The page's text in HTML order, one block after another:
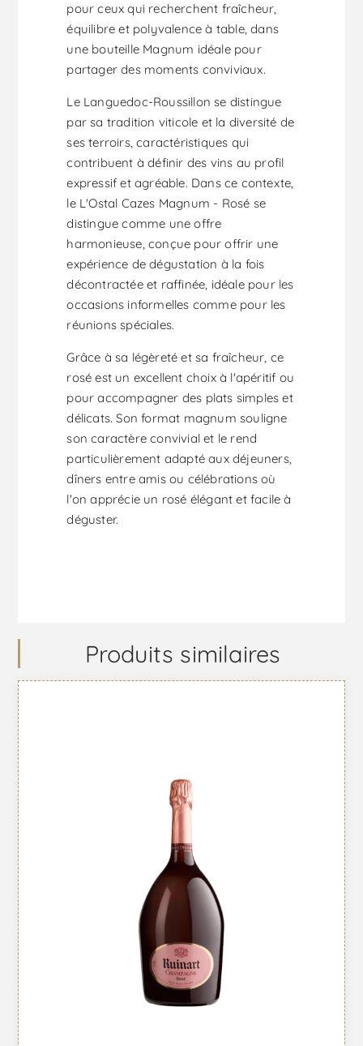
pour ceux qui recherchent fraîcheur,
équilibre et polyvalence à table, dans
une bouteille Magnum idéale pour
partager des moments conviviaux.
Le Languedoc-Roussillon se distingue
par sa tradition viticole et la diversité de
ses terroirs, caractéristiques qui
contribuent à définir des vins au profil
expressif et agréable. Dans ce contexte,
le L'Ostal Cazes Magnum - Rosé se
distingue comme une offre
harmonieuse, conçue pour offrir une
expérience de dégustation à la fois
décontractée et raffinée, idéale pour les
occasions informelles comme pour les
réunions spéciales.
Grâce à sa légèreté et sa fraîcheur, ce
rosé est un excellent choix à l'apéritif ou
pour accompagner des plats simples et
délicats. Son format magnum souligne
son caractère convivial et le rend
particulièrement adapté aux déjeuners,
dîners entre amis ou célébrations où
l'on apprécie un rosé élégant et facile à
déguster.
Produits similaires